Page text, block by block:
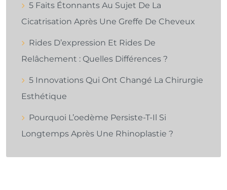
5 Faits Étonnants Au Sujet De La
Cicatrisation Après Une Greffe De Cheveux
Rides D’expression Et Rides De
Relâchement : Quelles Différences ?
5 Innovations Qui Ont Changé La Chirurgie
Esthétique
Pourquoi L’oedème Persiste-T-Il Si
Longtemps Après Une Rhinoplastie ?